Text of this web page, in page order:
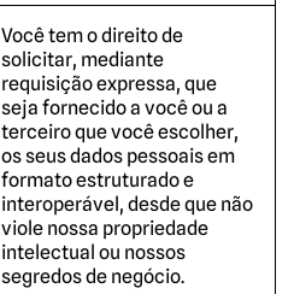
Você tem o direito de
solicitar, mediante
requisição expressa, que
seja fornecido a você ou a
terceiro que você escolher,
os seus dados pessoais em
formato estruturado e
interoperável, desde que não
viole nossa propriedade
intelectual ou nossos
segredos de negócio.